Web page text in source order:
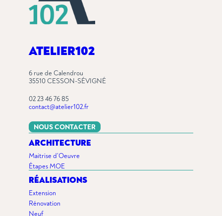
ATELIER102
6 rue de Calendrou
35510 CESSON-SÉVIGNÉ
02 23 46 76 85
contact@atelier102.fr
NOUS CONTACTER
ARCHITECTURE
Maitrise d’Oeuvre
Étapes MOE
RÉALISATIONS
Extension
Rénovation
Neuf